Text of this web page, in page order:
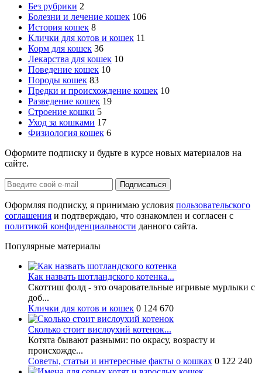
Без рубрики 2
Болезни и лечение кошек 106
История кошек 8
Клички для котов и кошек 11
Корм для кошек 36
Лекарства для кошек 10
Поведение кошек 10
Породы кошек 83
Предки и происхождение кошек 10
Разведение кошек 19
Строение кошки 5
Уход за кошками 17
Физиология кошек 6
Оформите подписку и будьте в курсе новых материалов на
сайте.
Оформляя подписку, я принимаю условия пользовательского
соглашения и подтверждаю, что ознакомлен и согласен с
политикой конфиденциальности данного сайта.
Популярные материалы
Как назвать шотландского котенка...
Скоттиш фолд - это очаровательные игривые мурлыки с
доб...
Клички для котов и кошек 0 124 670
Сколько стоит вислоухий котенок...
Котята бывают разными: по окрасу, возрасту и
происхожде...
Советы, статьи и интересные факты о кошках 0 122 240